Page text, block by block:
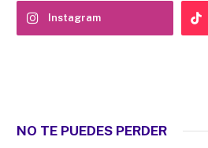
Instagram
NO TE PUEDES PERDER